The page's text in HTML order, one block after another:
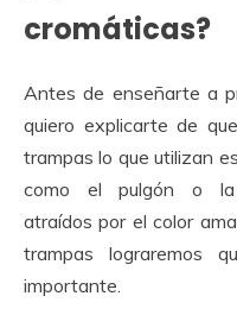
cromáticas?
Antes de enseñarte a
quiero explicarte de
trampas lo que utilizan
como el pulgón o
atraídos por el color
trampas lograremos
importante.